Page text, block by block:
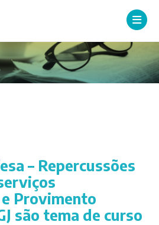
– Repercussões
Provimento
são tema de curso